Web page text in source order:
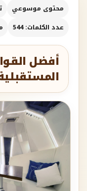
محتوى موسوعي
عدد الكلمات: 544
أفضل